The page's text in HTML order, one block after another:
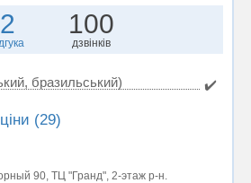
2 100
дзвінків
бразильський) ✔️
(29)
90, ТЦ "Гранд", 2-этаж р-н.